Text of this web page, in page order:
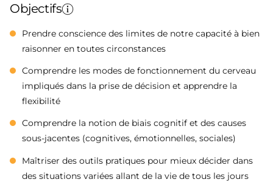
Objectifs
Prendre conscience des limites de notre capacité à bien
raisonner en toutes circonstances
Comprendre les modes de fonctionnement du cerveau
impliqués dans la prise de décision et apprendre la
flexibilité
Comprendre la notion de biais cognitif et des causes
sous-jacentes (cognitives, émotionnelles, sociales)
Maîtriser des outils pratiques pour mieux décider dans
des situations variées allant de la vie de tous les jours